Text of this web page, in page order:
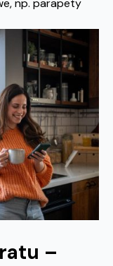
np. parapety
–